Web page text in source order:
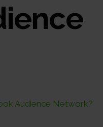
Audience Network?